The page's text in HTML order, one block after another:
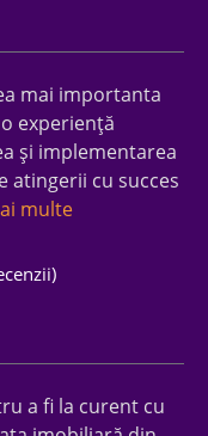
mai importanta
experienţă
şi implementarea
atingerii cu succes
multe
a fi la curent cu